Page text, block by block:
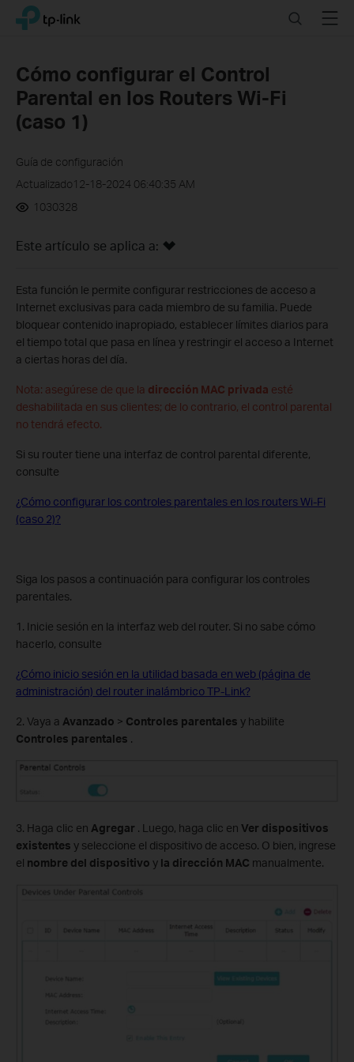
Click
navigation
TP-Link, Reliably Smart SearchMenu
Cómo configurar el Control
Parental en los Routers Wi-Fi
(caso 1)
Guía de configuración
Actualizado12-18-2024 06:40:35 AM
1030328
Este artículo se aplica a:
Esta función le permite configurar restricciones de acceso a
Internet exclusivas para cada miembro de su familia. Puede
bloquear contenido inapropiado, establecer límites diarios para
el tiempo total que pasa en línea y restringir el acceso a Internet
a ciertas horas del día.
Nota: asegúrese de que la dirección MAC privada esté
deshabilitada en sus clientes; de lo contrario, el control parental
no tendrá efecto.
Si su router tiene una interfaz de control parental diferente,
consulte
¿Cómo configurar los controles parentales en los routers Wi-Fi
(caso 2)?
Siga los pasos a continuación para configurar los controles
parentales.
1. Inicie sesión en la interfaz web del router. Si no sabe cómo
hacerlo, consulte
¿Cómo inicio sesión en la utilidad basada en web (página de
administración) del router inalámbrico TP-Link?
2. Vaya a Avanzado > Controles parentales y habilite
Controles parentales .
3. Haga clic en Agregar . Luego, haga clic en Ver dispositivos
existentes y seleccione el dispositivo de acceso. O bien, ingrese
el nombre del dispositivo y la dirección MAC manualmente.